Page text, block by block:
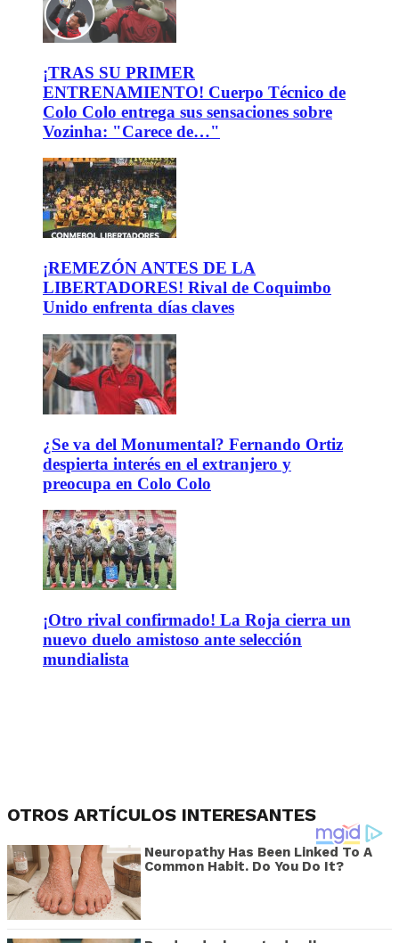
¡TRAS SU PRIMER
ENTRENAMIENTO! Cuerpo Técnico de
Colo Colo entrega sus sensaciones sobre
Vozinha: "Carece de…"
¡REMEZÓN ANTES DE LA
LIBERTADORES! Rival de Coquimbo
Unido enfrenta días claves
¿Se va del Monumental? Fernando Ortiz
despierta interés en el extranjero y
preocupa en Colo Colo
¡Otro rival confirmado! La Roja cierra un
nuevo duelo amistoso ante selección
mundialista
OTROS ARTÍCULOS INTERESANTES
Neuropathy Has Been Linked To A
Common Habit. Do You Do It?